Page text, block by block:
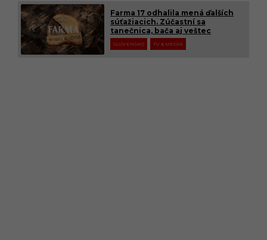
Farma 17 odhalila mená ďalších
súťažiacich. Zúčastní sa
tanečnica, bača aj veštec
SLOVENSKO TV & MEDIA